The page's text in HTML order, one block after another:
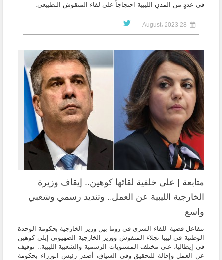
في عددٍ من المدنِ الليبية احتجاجاً على لقاء المنقوش التطبيعي.
متابعة | على خلفية لقائها كوهين.. إيقاف وزيرة
الخارجية الليبية عن العمل.. وتنديد رسمي وشعبي
واسع
تتفاعل قضية اللقاء السري في روما بين وزير الخارجية بحكومة الوحدة
الوطنية في ليبيا نجلاء المنقوش ووزير الخارجية الصهيوني إيلي كوهين
في إيطاليا، على مختلف المستويات الرسمية والشعبية الليبية.. توقيف
عن العمل وإحالة للتحقيق وفي السياق، أصدر رئيس الوزراء بحكومة